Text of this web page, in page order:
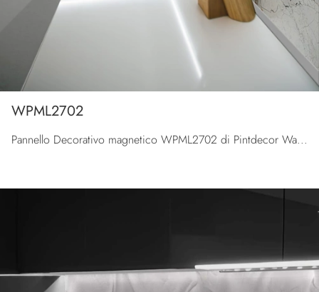
WPML2702
Pannello Decorativo magnetico WPML2702 di Pintdecor Wallpanel: clicca e ottieni informazioni sui Complementi e pannelli decorativi moderni in metallo ...